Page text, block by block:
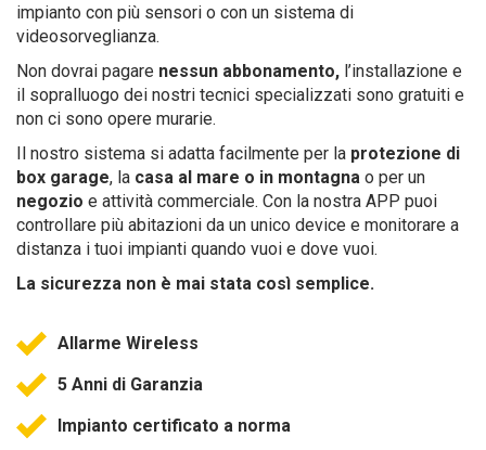
impianto con più sensori o con un sistema di
videosorveglianza.
Non dovrai pagare nessun abbonamento, l’installazione e
il sopralluogo dei nostri tecnici specializzati sono gratuiti e
non ci sono opere murarie.
Il nostro sistema si adatta facilmente per la protezione di
box garage, la casa al mare o in montagna o per un
negozio e attività commerciale. Con la nostra APP puoi
controllare più abitazioni da un unico device e monitorare a
distanza i tuoi impianti quando vuoi e dove vuoi.
La sicurezza non è mai stata così semplice.
Allarme Wireless
5 Anni di Garanzia
Impianto certificato a norma